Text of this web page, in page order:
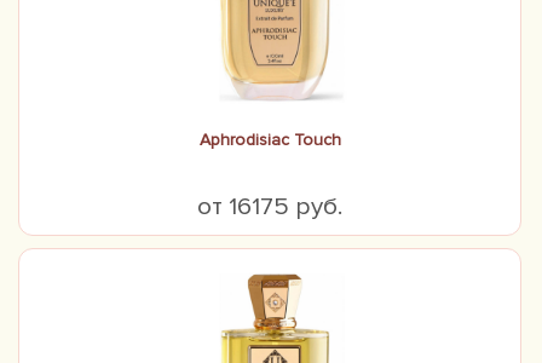
Aphrodisiac Touch
от 16175 руб.